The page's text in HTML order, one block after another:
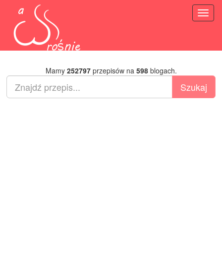
Mamy 252797przepisów na 598blogach.